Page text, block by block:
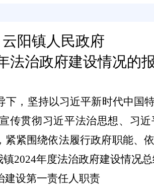
云阳镇人民政府
法治政府建设情况的
下，坚持以习近平新时代中国
传贯彻习近平法治思想、习
紧围绕依法履行政府职能、
镇2024年度法治政府建设情况总
建设第一责任人职责